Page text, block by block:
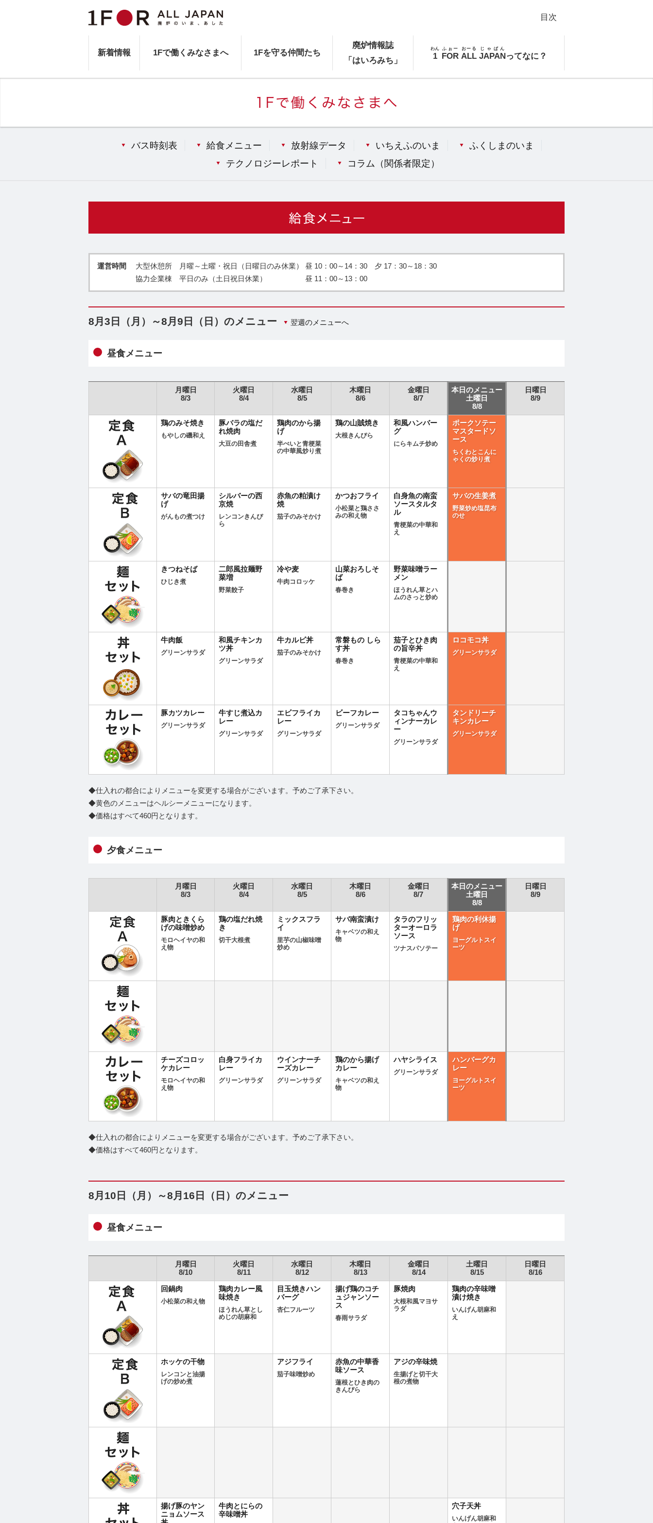
新着情報 1Fで働くみなさまへ 1Fを守る仲間たち
廃炉情報誌
「はいろみち」
1
わん
FOR
ふぉー
ALL
おーる
JAPAN
じゃぱん
ってなに？
目次
バス時刻表 給食メニュー 放射線データ いちえふのいま
ふくしまのいま
テクノロジーレポート
コラム（ 関係者限定 ）
運営時間
大型休憩所 月曜～土曜・祝日（日曜日のみ休業） 昼 10：00～14：30 夕 17：30～18：30
協力企業棟 平日のみ（土日祝日休業） 昼 11：00～13：00
8月3日（月）～8月9日（日）のメニュー 翌週のメニューへ
昼食メニュー
月曜日
8/3
火曜日
8/4
水曜日
8/5
木曜日
8/6
金曜日
8/7
本日のメニュー
土曜日
8/8
日曜日
8/9
鶏のみそ焼き
もやしの磯和え
豚バラの塩だ
れ焼肉
大豆の田舎煮
鶏肉のから揚
げ
半ぺいと青梗菜
の中華風炒り煮
鶏の山賊焼き
大根きんぴら
和風ハンバー
グ
にらキムチ炒め
ポークソテー
マスタードソ
ース
ちくわとこんに
ゃくの炒り煮
サバの竜田揚
げ
がんもの煮つけ
シルバーの西
京焼
レンコンきんぴ
ら
赤魚の粕漬け
焼
茄子のみそかけ
かつおフライ
小松菜と鶏ささ
みの和え物
白身魚の南蛮
ソースタルタ
ル
青梗菜の中華和
え
サバの生姜煮
野菜炒め塩昆布
のせ
きつねそば
ひじき煮
二郎風拉麺野
菜増
野菜餃子
冷や麦
牛肉コロッケ
山菜おろしそ
ば
春巻き
野菜味噌ラー
メン
ほうれん草とハ
ムのさっと炒め
牛肉飯
グリーンサラダ
和風チキンカ
ツ丼
グリーンサラダ
牛カルビ丼
茄子のみそかけ
常磐もの しら
す丼
春巻き
茄子とひき肉
の旨辛丼
青梗菜の中華和
え
ロコモコ丼
グリーンサラダ
豚カツカレー
グリーンサラダ
牛すじ煮込カ
レー
グリーンサラダ
エビフライカ
レー
グリーンサラダ
ビーフカレー
グリーンサラダ
タコちゃんウ
ィンナーカレ
ー
グリーンサラダ
タンドリーチ
キンカレー
グリーンサラダ
◆仕入れの都合によりメニューを変更する場合がございます。予めご了承下さい。
◆黄色のメニューはヘルシーメニューになります。
◆価格はすべて460円となります。
夕食メニュー
月曜日
8/3
火曜日
8/4
水曜日
8/5
木曜日
8/6
金曜日
8/7
本日のメニュー
土曜日
8/8
日曜日
8/9
豚肉ときくら
げの味噌炒め
モロヘイヤの和
え物
鶏の塩だれ焼
き
切干大根煮
ミックスフラ
イ
里芋の山椒味噌
炒め
サバ南蛮漬け
キャベツの和え
物
タラのフリッ
ターオーロラ
ソース
ツナスパソテー
鶏肉の利休揚
げ
ヨーグルトスイ
ーツ
チーズコロッ
ケカレー
モロヘイヤの和
え物
白身フライカ
レー
グリーンサラダ
ウインナーチ
ーズカレー
グリーンサラダ
鶏のから揚げ
カレー
キャベツの和え
物
ハヤシライス
グリーンサラダ
ハンバーグカ
レー
ヨーグルトスイ
ーツ
◆仕入れの都合によりメニューを変更する場合がございます。予めご了承下さい。
◆価格はすべて460円となります。
8月10日（月）～8月16日（日）のメニュー
昼食メニュー
月曜日
8/10
火曜日
8/11
水曜日
8/12
木曜日
8/13
金曜日
8/14
土曜日
8/15
日曜日
8/16
回鍋肉
小松菜の和え物
鶏肉カレー風
味焼き
ほうれん草とし
めじの胡麻和
目玉焼きハン
バーグ
杏仁フルーツ
揚げ鶏のコチ
ュジャンソー
ス
春雨サラダ
豚焼肉
大根和風マヨサ
ラダ
鶏肉の辛味噌
漬け焼き
いんげん胡麻和
え
ホッケの干物
レンコンと油揚
げの炒め煮
アジフライ
茄子味噌炒め
赤魚の中華香
味ソース
蓮根とひき肉の
きんぴら
アジの辛味焼
生揚げと切干大
根の煮物
揚げ豚のヤン
ニョムソース
牛肉とにらの
辛味噌丼
穴子天丼
いんげん胡麻和